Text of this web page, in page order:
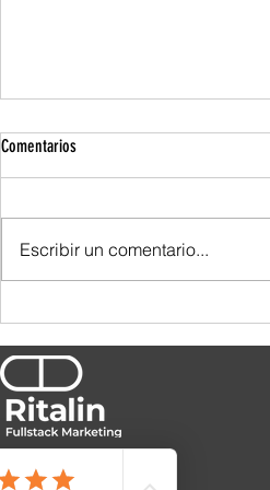
Comentarios
Escribir un comentario...